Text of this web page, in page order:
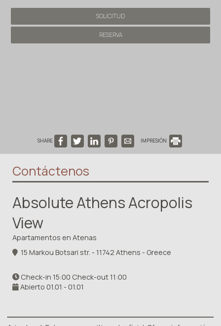
SOLICITUD
RESERVA
SHARE IMPRESIÓN
Contáctenos
Absolute Athens Acropolis
View
Apartamentos en Atenas
15 Markou Botsari str. - 11742 Athens - Greece
Check-in 15:00 Check-out 11:00
Abierto 01.01 - 01.01